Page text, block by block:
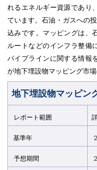
れるエネルギー資源であり
ています。石油・ガスへの
込みです。マッピングは、
ルートなどのインフラ整備
パイプラインに関する情報
が地下埋設物マッピング市
地下埋設物マッピン
レポート範囲
基準年
予想期間